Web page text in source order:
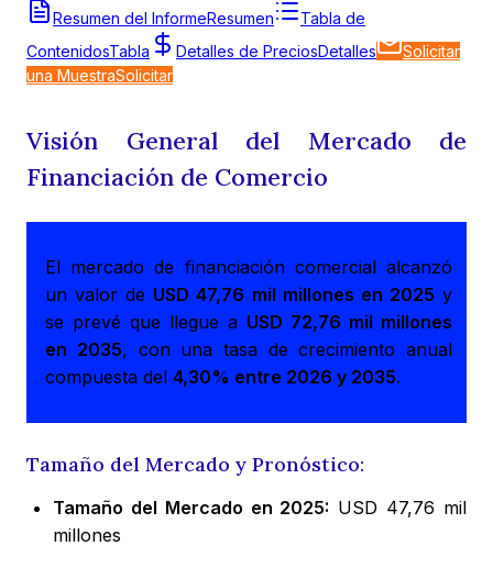
Resumen del InformeResumen
Tabla de
ContenidosTabla Detalles de PreciosDetalles
Solicitar
una MuestraSolicitar
Visión General del Mercado de
Financiación de Comercio
El mercado de financiación comercial alcanzó
un valor de USD 47,76 mil millones en 2025 y
se prevé que llegue a USD 72,76 mil millones
en 2035, con una tasa de crecimiento anual
compuesta del4,30% entre 2026 y 2035.
Tamaño del Mercado y Pronóstico:
Tamaño del Mercado en 2025: USD 47,76 mil
millones